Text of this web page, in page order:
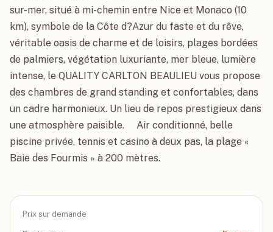
sur-mer, situé à mi-chemin entre Nice et Monaco (10
km), symbole de la Côte d?Azur du faste et du rêve,
véritable oasis de charme et de loisirs, plages bordées
de palmiers, végétation luxuriante, mer bleue, lumière
intense, le QUALITY CARLTON BEAULIEU vous propose
des chambres de grand standing et confortables, dans
un cadre harmonieux. Un lieu de repos prestigieux dans
une atmosphère paisible.     Air conditionné, belle
piscine privée, tennis et casino à deux pas, la plage «
Baie des Fourmis » à 200 mètres.
Prix sur demande